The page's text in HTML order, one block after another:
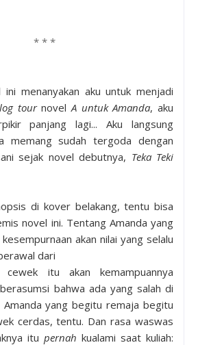
* * *
menanyakan aku untuk menjadi
tournovelA untuk Amanda, aku
panjang lagi... Aku langsung
memang sudah tergoda dengan
sejak novel debutnya, Teka Teki
di kover belakang, tentu bisa
novel ini. Tentang Amanda yang
akan nilai yang selalu
dari
cewek itu akan kemampuannya
bahwa ada yang salah di
yang begitu remaja begitu
cerdas, tentu. Dan rasa waswas
itu pernah kualami saat kuliah: